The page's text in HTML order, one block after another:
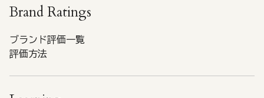
Brand Ratings
ブランド評価一覧
評価方法